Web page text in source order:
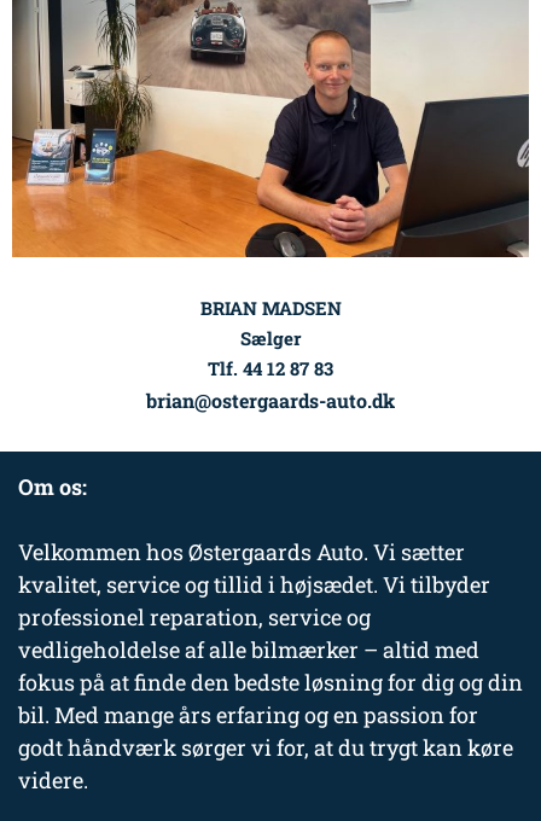
BRIAN MADSEN
Sælger
Tlf. 44 12 87 83
brian@ostergaards-auto.dk
Om os:
Velkommen hos Østergaards Auto. Vi sætter
kvalitet, service og tillid i højsædet. Vi tilbyder
professionel reparation, service og
vedligeholdelse af alle bilmærker – altid med
fokus på at finde den bedste løsning for dig og din
bil. Med mange års erfaring og en passion for
godt håndværk sørger vi for, at du trygt kan køre
videre.